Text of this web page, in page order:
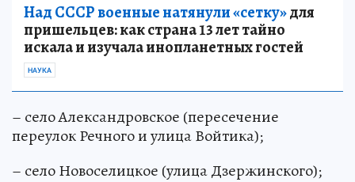
Над СССР военные натянули «сетку»для
пришельцев: как страна 13 лет тайно
искала и изучала инопланетных гостей
НАУКА
– село Александровское (пересечение
переулок Речного и улица Войтика);
– село Новоселицкое (улица Дзержинского);